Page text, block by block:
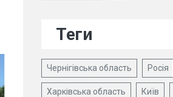
Теги
Чернігівська область Росія
Харківська область Київ